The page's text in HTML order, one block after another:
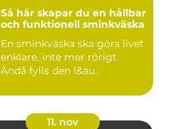
Så här skapar du en hållbar
och funktionell sminkväska
En sminkväska ska göra livet
enklare, inte mer rörigt.
Ändå fylls den l&au...
11. nov